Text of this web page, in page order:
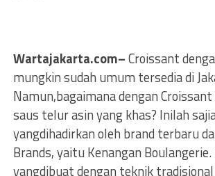
Wartajakarta.com–Croissant
mungkin sudah umum tersedia di
Namun,bagaimana dengan
saus telur asin yang khas? Inilah
yangdihadirkan oleh brand terbaru
Brands, yaitu Kenangan
yangdibuat dengan teknik